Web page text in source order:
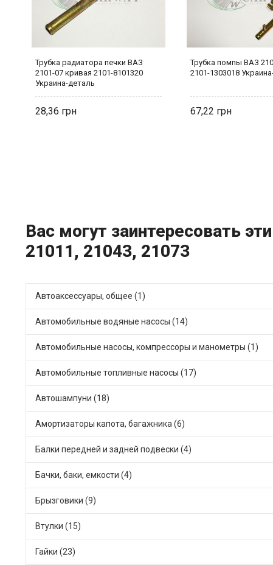
Трубка радиатора печки ВАЗ
2101-07 кривая 2101-8101320
Украина-деталь
28,36
Трубка помпы ВАЗ
2101-1303018
67,22
Вас могут заинтересовать
21011, 21043, 21073
Автоаксессуары, общее (1)
Автомобильные водяные насосы (14)
Автомобильные насосы, компрессоры и манометры (1)
Автомобильные топливные насосы (17)
Автошампуни (18)
Амортизаторы капота, багажника (6)
Балки передней и задней подвески (4)
Бачки, баки, емкости (4)
Брызговики (9)
Втулки (15)
Гайки (23)